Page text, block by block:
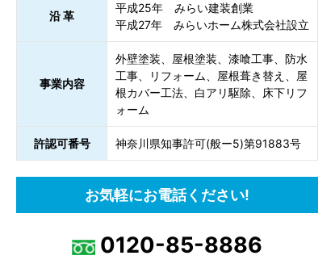
沿 革
平成25年 みらい建装創業
平成27年 みらいホーム株式会社設立
事業内容
外壁塗装、屋根塗装、漆喰工事、防水
工事、リフォーム、屋根葺き替え、屋
根カバー工法、白アリ駆除、床下リフ
ォーム
許認可番号 神奈川県知事許可(般ー5)第91883号
お気軽にお電話ください!
0120-85-8886